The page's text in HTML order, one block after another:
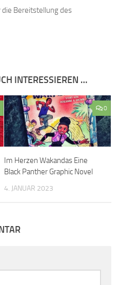
die Bereitstellung des
INTERESSIEREN …
0
Im Herzen Wakandas Eine
Black Panther Graphic Novel
4. JANUAR 2023